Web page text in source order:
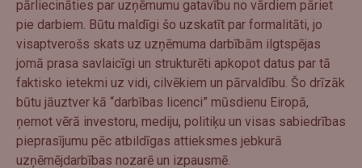
pārliecināties par uzņēmumu gatavību no vārdiem pāriet
pie darbiem. Būtu maldīgi šo uzskatīt par formalitāti, jo
visaptverošs skats uz uzņēmuma darbībām ilgtspējas
jomā prasa savlaicīgi un strukturēti apkopot datus par tā
faktisko ietekmi uz vidi, cilvēkiem un pārvaldību. Šo drīzāk
būtu jāuztver kā “darbības licenci” mūsdienu Eiropā,
ņemot vērā investoru, mediju, politiķu un visas sabiedrības
pieprasījumu pēc atbildīgas attieksmes jebkurā
uzņēmējdarbības nozarē un izpausmē.